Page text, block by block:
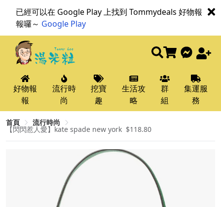
已經可以在 Google Play 上找到 Tommydeals 好物報
報囉～ Google Play
好物報
報
流行時
尚
挖寶
趣
生活攻
略
群
組
集運服
務
首頁 流行時尚
【閃閃惹人愛】kate spade new york ​ $118.80